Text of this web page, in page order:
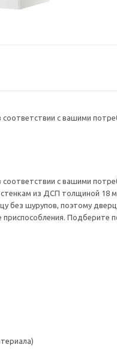
соответствии с вашими
соответствии с вашими
из ДСП толщиной 18
без шурупов, поэтому